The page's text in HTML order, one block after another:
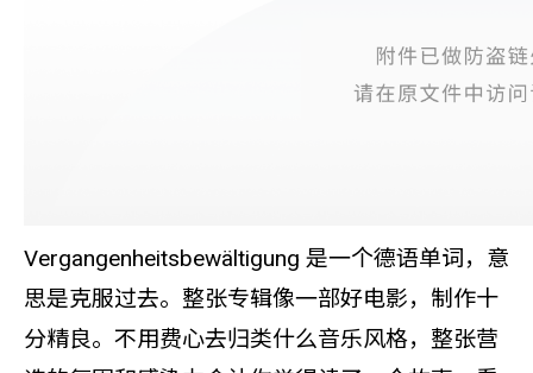
Vergangenheitsbewältigung 是一个德语单词，意
思是克服过去。整张专辑像一部好电影，制作十
分精良。不用费心去归类什么音乐风格，整张营